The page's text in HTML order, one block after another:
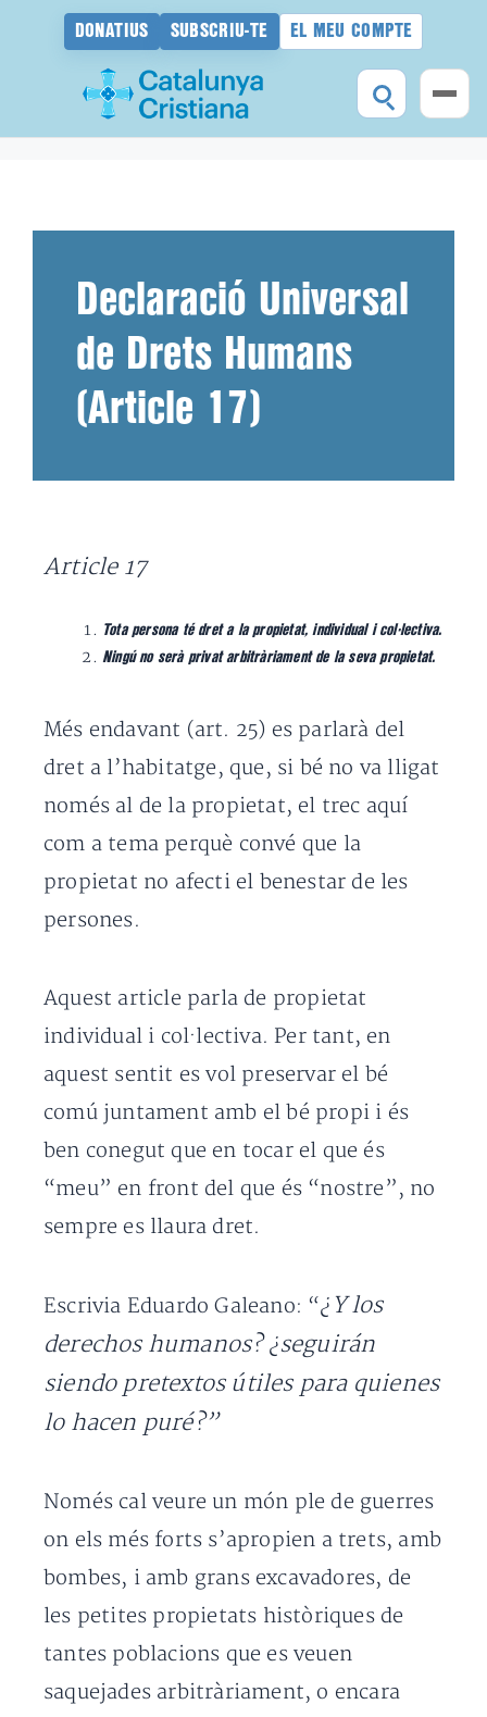
DONATIUS SUBSCRIU-TE EL MEU COMPTE
Declaració Universal
de Drets Humans
(Article 17)
Article 17
Tota persona té dret a la propietat, individual i col·lectiva.
Ningú no serà privat arbitràriament de la seva propietat.
Més endavant (art. 25) es parlarà del
dret a l’habitatge, que, si bé no va lligat
només al de la propietat, el trec aquí
com a tema perquè convé que la
propietat no afecti el benestar de les
persones.
Aquest article parla de propietat
individual i col·lectiva. Per tant, en
aquest sentit es vol preservar el bé
comú juntament amb el bé propi i és
ben conegut que en tocar el que és
“meu” en front del que és “nostre”, no
sempre es llaura dret.
Escrivia Eduardo Galeano: “¿Y los
derechos humanos? ¿seguirán
siendo pretextos útiles para quienes
lo hacen puré?”
Només cal veure un món ple de guerres
on els més forts s’apropien a trets, amb
bombes, i amb grans excavadores, de
les petites propietats històriques de
tantes poblacions que es veuen
saquejades arbitràriament, o encara